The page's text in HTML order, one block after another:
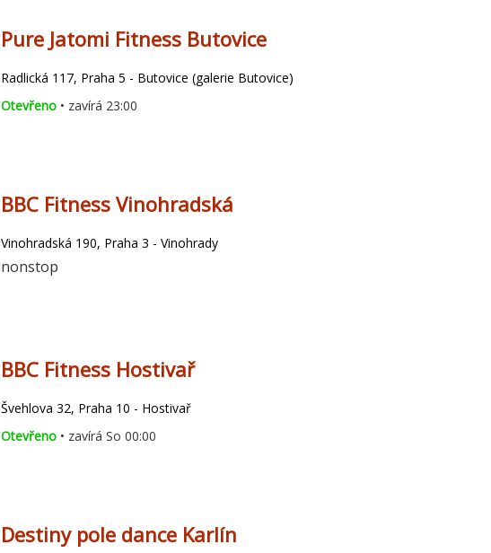
Pure Jatomi Fitness Butovice
Radlická 117, Praha 5 - Butovice (galerie Butovice)
Otevřeno • zavírá 23:00
BBC Fitness Vinohradská
Vinohradská 190, Praha 3 - Vinohrady
nonstop
BBC Fitness Hostivař
Švehlova 32, Praha 10 - Hostivař
Otevřeno • zavírá So 00:00
Destiny pole dance Karlín